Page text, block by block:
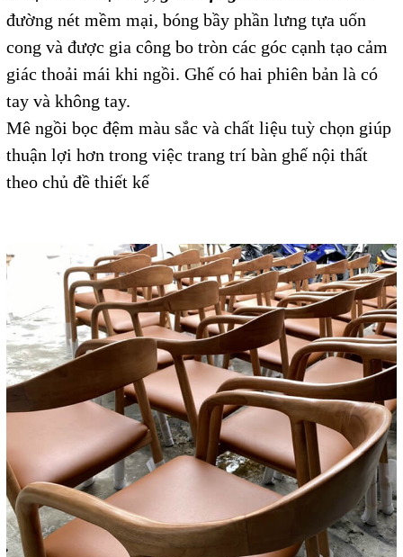
đường nét mềm mại, bóng bầy phần lưng tựa uốn
cong và được gia công bo tròn các góc cạnh tạo cảm
giác thoải mái khi ngồi. Ghế có hai phiên bản là có
tay và không tay.
Mê ngồi bọc đệm màu sắc và chất liệu tuỳ chọn giúp
thuận lợi hơn trong việc trang trí bàn ghế nội thất
theo chủ đề thiết kế